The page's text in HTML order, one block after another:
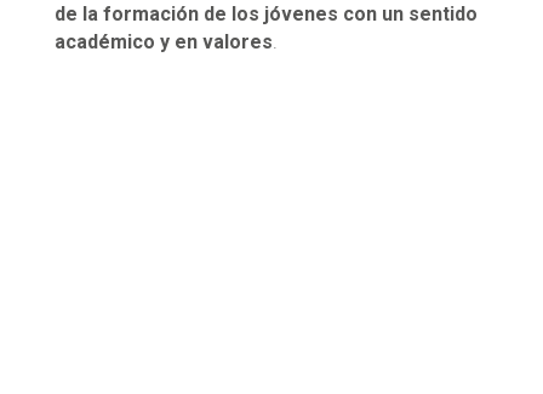
de la formación de los jóvenes con un sentido
académico y en valores